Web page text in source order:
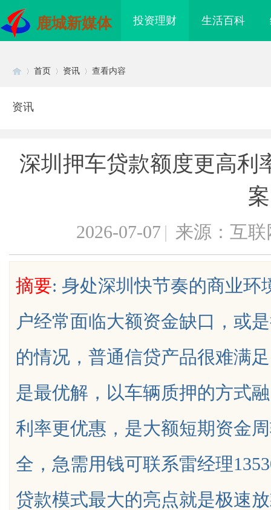
鹿城新媒体 投资理财 生活百科
uz
首页 资讯 查看内容
资讯
深圳押车贷款额度更高利
案
2026-07-07 | 来源：互联
摘要: 身处深圳快节奏的商业环
户经常面临大额资金缺口，或
的情况，普通信贷产品很难满
是最优解，以车辆质押的方式
利率更优惠，是大额短期资金
全，急需用钱可联系雷经理
贷款模式最大的亮点就是极速